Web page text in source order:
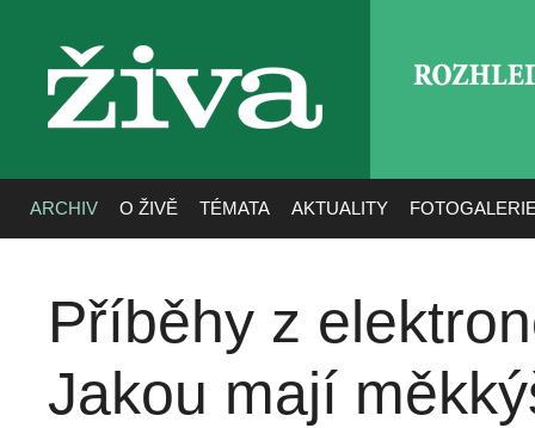
živa
ARCHIV O ŽIVĚ TÉMATA AKTUALITY
Příběhy z
Jakou mají